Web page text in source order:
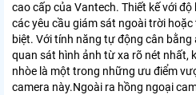
cao cấp của Vantech. Thiết kế với
các yêu cầu giám sát ngoài trời
biệt. Với tính năng tự động cân
quan sát hình ảnh từ xa rõ nét nhất,
nhòe là một trong những ưu điểm
camera này.Ngoài ra hồng ngoại